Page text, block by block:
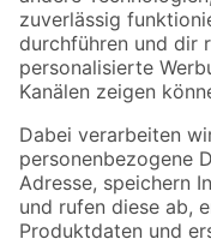
Zur Newsletter
Folge uns
Zahlungsarten